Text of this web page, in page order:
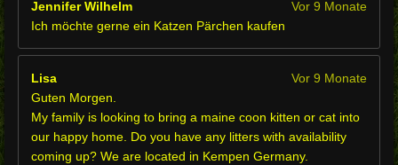
Jennifer Wilhelm
Vor 9 Monate
Ich möchte gerne ein Katzen Pärchen kaufen
Lisa
Vor 9 Monate
Guten Morgen.
My family is looking to bring a maine coon kitten or cat into
our happy home. Do you have any litters with availability
coming up? We are located in Kempen Germany.